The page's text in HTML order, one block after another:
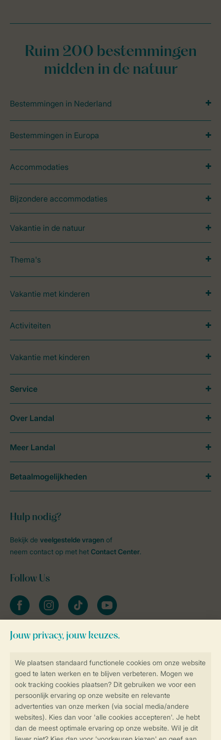
Veilig en snel online boeken
Veilige gegevensoverdracht
Veilige betaling
Ruim 200 bestemmingen
midden in de natuur
Bestemmingen in Nederland
Bestemmingen in Europa
Accommodaties
Bijzondere accommodaties
Vakantie in de natuur
Thema's
Vakantie met kinderen
Activiteiten
Vakantie met kinderen
Hulp nodig?
Bekijk de veelgestelde vragen of
neem contact op met het Contact Center.
Follow Us
facebookinstagramtiktok youtube
Blijf op de hoogte
Service
Over Landal
Meer Landal
Betaalmogelijkheden